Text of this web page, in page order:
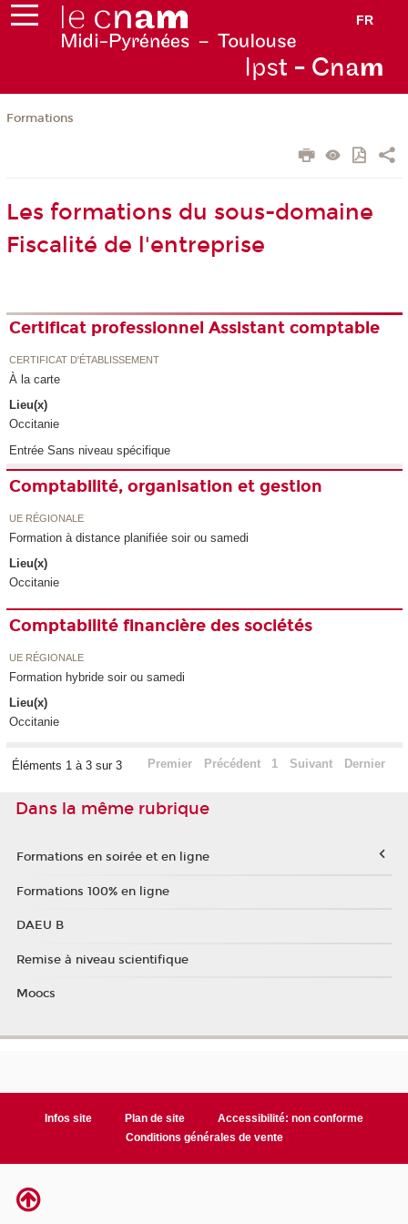
FR
Ipst - Cnam
Formations
Les formations du sous-domaine
Fiscalité de l'entreprise
Certificat professionnel Assistant comptable
CERTIFICAT D'ÉTABLISSEMENT
À la carte
Lieu(x)
Occitanie
Entrée Sans niveau spécifique
Comptabilité, organisation et gestion
UE RÉGIONALE
Formation à distance planifiée soir ou samedi
Lieu(x)
Occitanie
Comptabilité financière des sociétés
UE RÉGIONALE
Formation hybride soir ou samedi
Lieu(x)
Occitanie
Éléments 1 à 3 sur 3 Premier Précédent 1 Suivant Dernier
Dans la même rubrique
Formations en soirée et en ligne
Formations 100% en ligne
DAEU B
Remise à niveau scientifique
Moocs
Infos site Plan de site
Accessibilité: non conforme
Conditions générales de vente